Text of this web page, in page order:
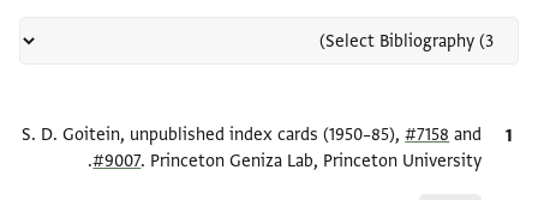
ציטוט S. D. Goitein, unpublished index cards (1950–85),#7158 and
#9007 . Princeton Geniza Lab, Princeton University.